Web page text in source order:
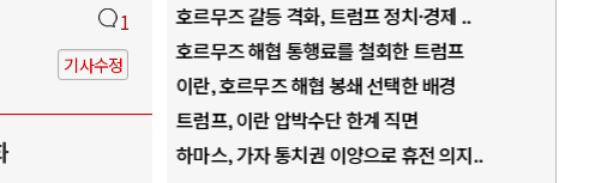
1
기사수정
전의 역..
, 러시아..
까지 공..
아, 네덜란..
아…민간 ..
호르무즈 갈등 격화, 트럼프 정치·경제 ..
호르무즈 해협 통행료를 철회한 트럼프
이란, 호르무즈 해협 봉쇄 선택한 배경
트럼프, 이란 압박수단 한계 직면
하마스, 가자 통치권 이양으로 휴전 의지..